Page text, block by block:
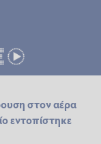
στον αέρα
εντοπίστηκε